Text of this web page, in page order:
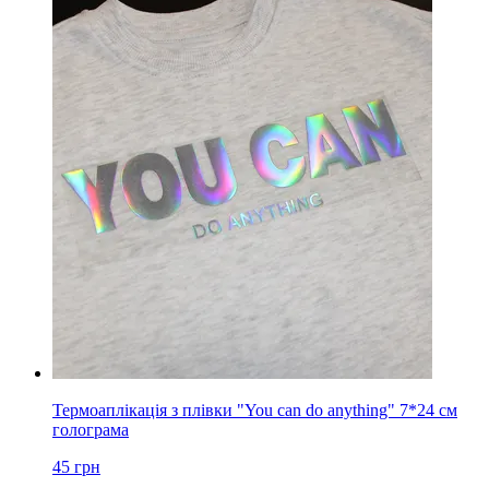
Термоаплікація з плівки "You can do anything" 7*24 см
голограма
45 грн